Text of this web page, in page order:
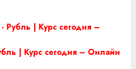
Рубль | Курс сегодня –
| Курс сегодня – Онлайн